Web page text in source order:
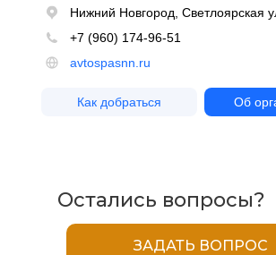
Остались вопросы?
ЗАДАТЬ ВОПРОС